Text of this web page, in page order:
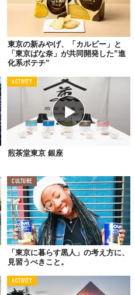
東京の新みやげ、「カルビー」と
「東京ばな奈」が共同開発した”進
化系ポテチ”
ACTIVITY
煎茶堂東京 銀座
CULTURE
「東京に暮らす黒人」の考え方に、
見習うべきこと。
ACTIVITY